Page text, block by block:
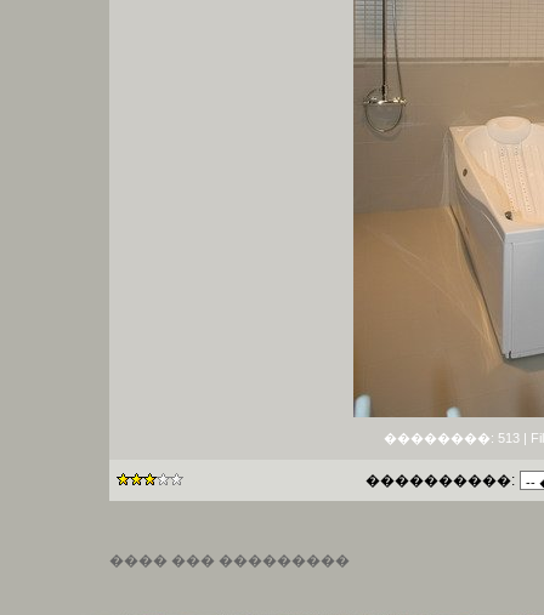
��������: 513 | File
����������:
���� ��� ���������